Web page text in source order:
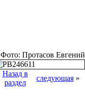
Фото: Протасов Евгений
Назад в
раздел
следующая»